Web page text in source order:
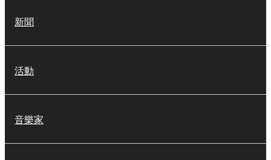
新聞
活動
音樂家